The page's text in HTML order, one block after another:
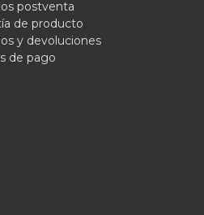
postventa
de producto
y devoluciones
de pago